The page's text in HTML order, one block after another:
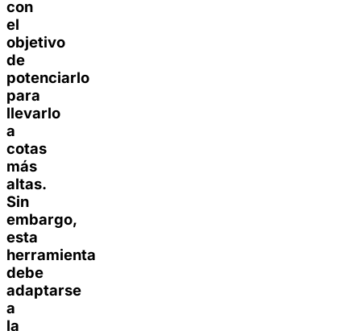
con
el
objetivo
de
potenciarlo
para
llevarlo
a
cotas
más
altas.
Sin
embargo,
esta
herramienta
debe
adaptarse
a
la